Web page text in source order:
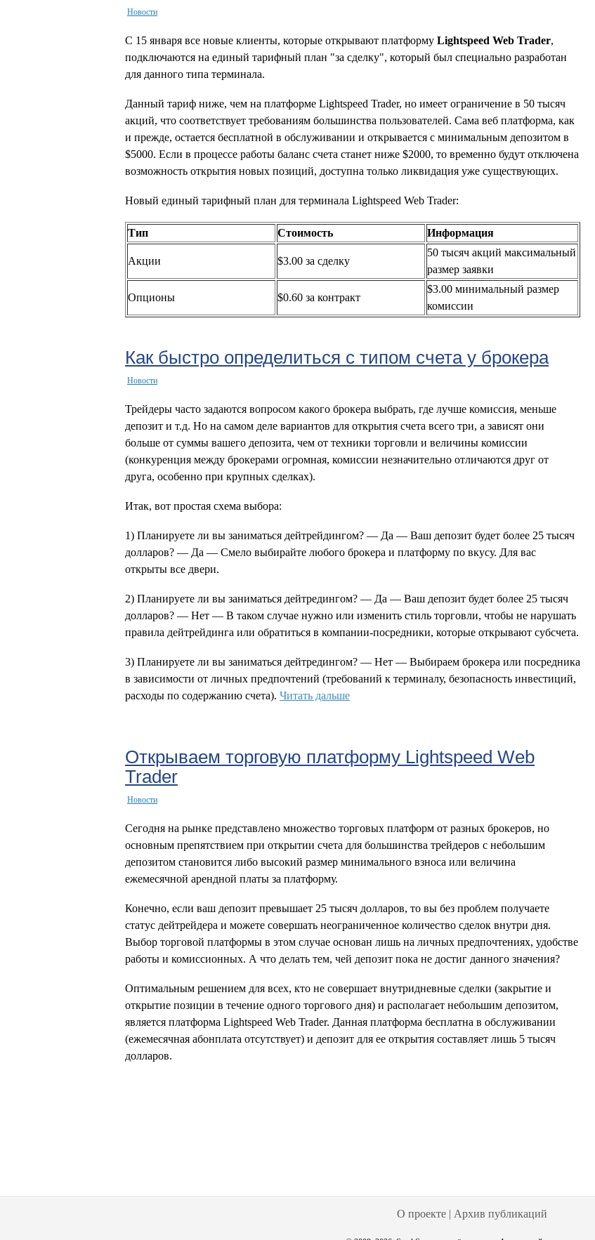
Новости
С 15 января все новые клиенты, которые открывают платформу Lightspeed Web Trader,
подключаются на единый тарифный план "за сделку", который был специально разработан
для данного типа терминала.
Данный тариф ниже, чем на платформе Lightspeed Trader, но имеет ограничение в 50 тысяч
акций, что соответствует требованиям большинства пользователей. Сама веб платформа, как
и прежде, остается бесплатной в обслуживании и открывается с минимальным депозитом в
$5000. Если в процессе работы баланс счета станет ниже $2000, то временно будут отключена
возможность открытия новых позиций, доступна только ликвидация уже существующих.
Новый единый тарифный план для терминала Lightspeed Web Trader:
Тип Стоимость Информация
Акции $3.00 за сделку
50 тысяч акций максимальный
размер заявки
Опционы $0.60 за контракт
$3.00 минимальный размер
комиссии
Как быстро определиться с типом счета у брокера
Новости
Трейдеры часто задаются вопросом какого брокера выбрать, где лучше комиссия, меньше
депозит и т.д. Но на самом деле вариантов для открытия счета всего три, а зависят они
больше от суммы вашего депозита, чем от техники торговли и величины комиссии
(конкуренция между брокерами огромная, комиссии незначительно отличаются друг от
друга, особенно при крупных сделках).
Итак, вот простая схема выбора:
1) Планируете ли вы заниматься дейтрейдингом? — Да — Ваш депозит будет более 25 тысяч
долларов? — Да — Смело выбирайте любого брокера и платформу по вкусу. Для вас
открыты все двери.
2) Планируете ли вы заниматься дейтредингом? — Да — Ваш депозит будет более 25 тысяч
долларов? — Нет — В таком случае нужно или изменить стиль торговли, чтобы не нарушать
правила дейтрейдинга или обратиться в компании-посредники, которые открывают субсчета.
3) Планируете ли вы заниматься дейтредингом? — Нет — Выбираем брокера или посредника
в зависимости от личных предпочтений (требований к терминалу, безопасность инвестиций,
расходы по содержанию счета). Читать дальше
Открываем торговую платформу Lightspeed Web
Trader
Новости
Сегодня на рынке представлено множество торговых платформ от разных брокеров, но
основным препятствием при открытии счета для большинства трейдеров с небольшим
депозитом становится либо высокий размер минимального взноса или величина
ежемесячной арендной платы за платформу.
Конечно, если ваш депозит превышает 25 тысяч долларов, то вы без проблем получаете
статус дейтрейдера и можете совершать неограниченное количество сделок внутри дня.
Выбор торговой платформы в этом случае основан лишь на личных предпочтениях, удобстве
работы и комиссионных. А что делать тем, чей депозит пока не достиг данного значения?
Оптимальным решением для всех, кто не совершает внутридневные сделки (закрытие и
открытие позиции в течение одного торгового дня) и располагает небольшим депозитом,
является платформа Lightspeed Web Trader. Данная платформа бесплатна в обслуживании
(ежемесячная абонплата отсутствует) и депозит для ее открытия составляет лишь 5 тысяч
долларов.
О проекте | Архив публикаций